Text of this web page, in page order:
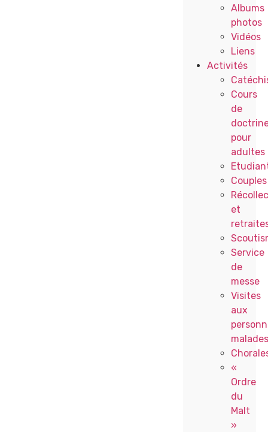
Albums
photos
Vidéos
Liens
Activités
Cours
de
pour
adultes
Couples
et
Service
de
messe
Visites
aux
malades
«
Ordre
du
Malt
»